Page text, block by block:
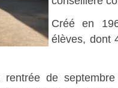
Créé en
élèves, dont
de